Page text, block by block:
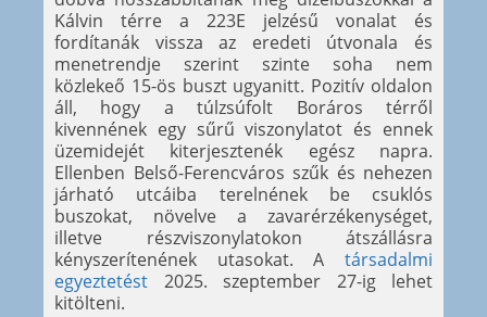
Kálvin térre a 223E jelzésű vonalat és
fordítanák vissza az eredeti útvonala és
menetrendje szerint szinte soha nem
közlekeő 15-ös buszt ugyanitt. Pozitív oldalon
áll, hogy a túlzsúfolt Boráros térről
kivennének egy sűrű viszonylatot és ennek
üzemidejét kiterjesztenék egész napra.
Ellenben Belső-Ferencváros szűk és nehezen
járható utcáiba terelnének be csuklós
buszokat, növelve a zavarérzékenységet,
illetve részviszonylatokon átszállásra
kényszerítenének utasokat. A társadalmi
egyeztetést 2025. szeptember 27-ig lehet
kitölteni.